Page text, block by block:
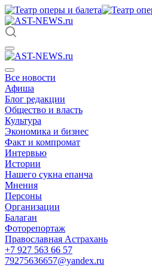
Все новости
Афиша
Блог редакции
Общество и власть
Культура
Экономика и бизнес
Факт и компромат
Интервью
Истории
Нашего сукна епанча
Мнения
Персоны
Организации
Балаган
Фоторепортаж
Православная Астрахань
+7 927 563 66 57
79275636657@yandex.ru